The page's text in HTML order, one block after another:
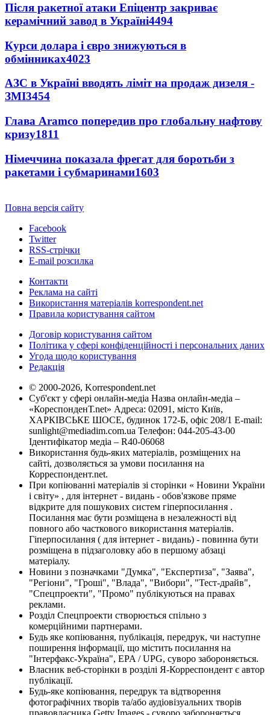
Після ракетної атаки Епіцентр закриває
керамічний завод в Україні4494
Курси долара і євро знижуються в
обмінниках4023
АЗС в Україні вводять ліміт на продаж дизеля -
ЗМІ3454
Глава Aramco попередив про глобальну нафтову
кризу1811
Німеччина показала фрегат для боротьби з
ракетами і субмаринами1603
Повна версія сайту
Facebook
Twitter
RSS-стрічки
E-mail розсилка
Контакти
Реклама на сайті
Використання матеріалів korrespondent.net
Правила користування сайтом
Договір користування сайтом
Політика у сфері конфіденційності і персональних даних
Угода щодо користування
Редакція
© 2000-2026, Korrespondent.net
Суб'єкт у сфері онлайн-медіа Назва онлайн-медіа –
«КореспонденТ.net» Адреса: 02091, місто Київ,
ХАРКІВСЬКЕ ШОСЕ, будинок 172-Б, офіс 208/1 E-mail:
sunlight@mediadim.com.ua Телефон: 044-205-43-00
Ідентифікатор медіа – R40-06068
Використання будь-яких матеріалів, розміщених на
сайті, дозволяється за умови посилання на
Корреспондент.net.
При копіюванні матеріалів зі сторінки « Новини України
і світу» , для інтернет - видань - обов'язкове пряме
відкрите для пошукових систем гіперпосилання .
Посилання має бути розміщена в незалежності від
повного або часткового використання матеріалів.
Гіперпосилання ( для інтернет - видань) - повинна бути
розміщена в підзаголовку або в першому абзаці
матеріалу.
Новини з позначками "Думка", "Експертиза", "Заява",
"Регіони", "Гроші", "Влада", "Вибори", "Тест-драйв",
"Спецпроекти", "Промо" публікуються на правах
реклами.
Розділ Спецпроекти створюється спільно з
комерційними партнерами.
Будь яке копіювання, публікація, передрук, чи наступне
поширення інформації, що містить посилання на
"Інтерфакс-Україна", EPA / UPG, суворо забороняється.
Власник веб-сторінки в розділі Я-Корреспондент є автор
публікації.
Будь-яке копіювання, передрук та відтворення
фотографічних творів та/або аудіовізуальних творів
правовласника Getty Images - суворо забороняється.